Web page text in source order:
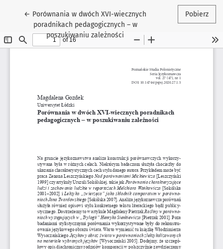
← Wróć do szczegółów artykułu
Porównania w dwóch XVI-wiecznych
poradnikach pedagogicznych – w
poszukiwaniu zależności
Pobierz